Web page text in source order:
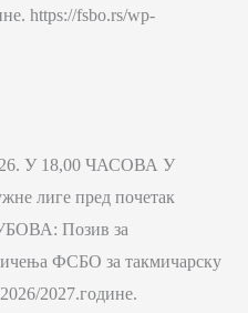
https://fsbo.rs/wp-
У 18,00 ЧАСОВА У
лиге пред почетак
Позив за
ФСБО за такмичарску
2027.године.